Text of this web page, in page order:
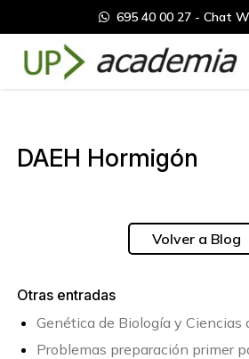
695 40 00 27 - Chat
DAEH Hormigón
Volver a Blog
Otras entradas
Genética de Biología y Ciencias
Problemas preparación primer